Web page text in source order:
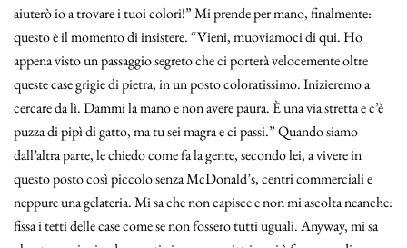
aiuterò io a trovare i tuoi colori!” Mi prende per mano, finalmente:
questo è il momento di insistere. “Vieni, muoviamoci di qui. Ho
appena visto un passaggio segreto che ci porterà velocemente oltre
queste case grigie di pietra, in un posto coloratissimo. Inizieremo a
cercare da lì. Dammi la mano e non avere paura. È una via stretta e c’è
puzza di pipì di gatto, ma tu sei magra e ci passi.” Quando siamo
dall’altra parte, le chiedo come fa la gente, secondo lei, a vivere in
questo posto così piccolo senza McDonald’s, centri commerciali e
neppure una gelateria. Mi sa che non capisce e non mi ascolta neanche:
fissa i tetti delle case come se non fossero tutti uguali. Anyway, mi sa